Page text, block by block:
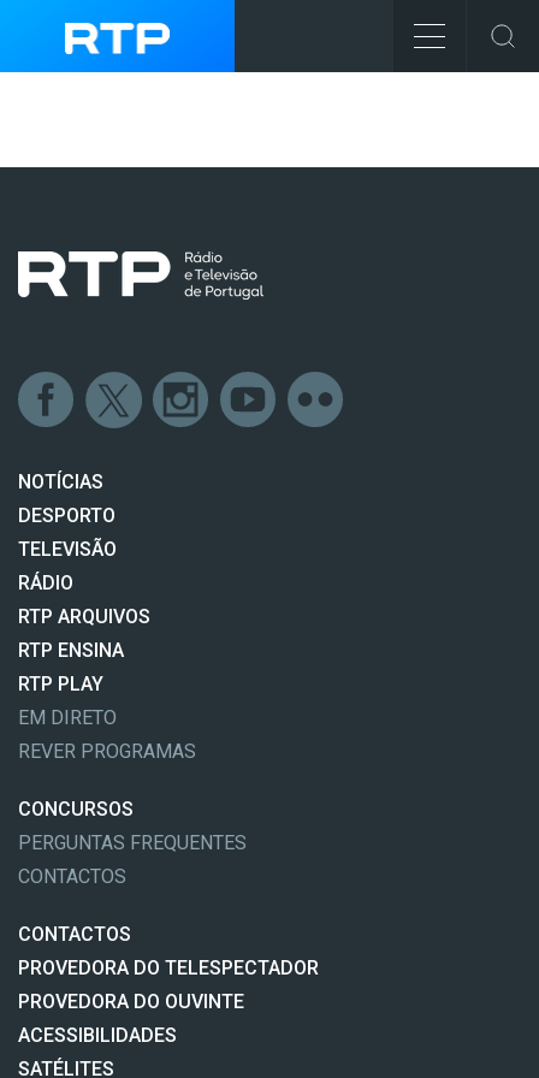
NOTÍCIAS
DESPORTO
TELEVISÃO
RÁDIO
RTP ARQUIVOS
RTP ENSINA
RTP PLAY
EM DIRETO
REVER PROGRAMAS
CONCURSOS
PERGUNTAS FREQUENTES
CONTACTOS
CONTACTOS
PROVEDORA DO TELESPECTADOR
PROVEDORA DO OUVINTE
ACESSIBILIDADES
SATÉLITES